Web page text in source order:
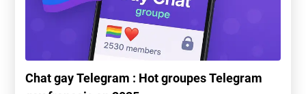
Chat gay Telegram : Hot groupes Telegram